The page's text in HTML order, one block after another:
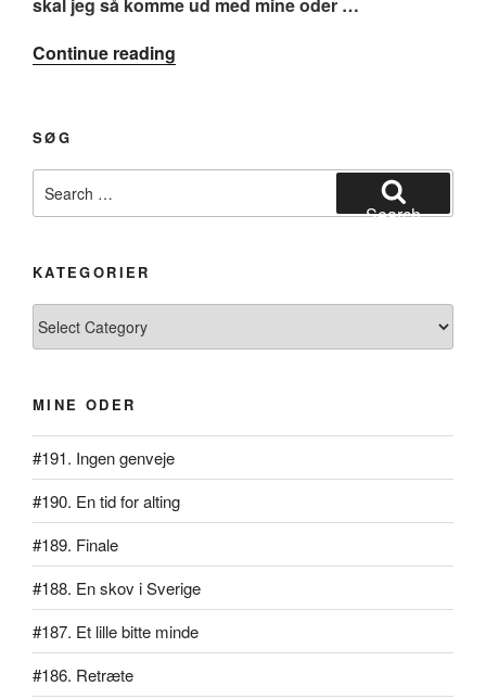
skal jeg så komme ud med mine oder …
Continue reading
Usynlig”
SØG
for:
Search
KATEGORIER
MINE ODER
#191. Ingen genveje
#190. En tid for alting
#189. Finale
#188. En skov i Sverige
#187. Et lille bitte minde
#186. Retræte